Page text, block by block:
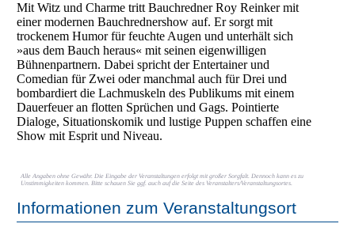
Mit Witz und Charme tritt Bauchredner Roy Reinker mit
einer modernen Bauchrednershow auf. Er sorgt mit
trockenem Humor für feuchte Augen und unterhält sich
»aus dem Bauch heraus« mit seinen eigenwilligen
Bühnenpartnern. Dabei spricht der Entertainer und
Comedian für Zwei oder manchmal auch für Drei und
bombardiert die Lachmuskeln des Publikums mit einem
Dauerfeuer an flotten Sprüchen und Gags. Pointierte
Dialoge, Situationskomik und lustige Puppen schaffen eine
Show mit Esprit und Niveau.
Alle Angaben ohne Gewähr. Die Eingabe der Veranstaltungen erfolgt mit großer Sorgfalt. Dennoch kann es zu
Unstimmigkeiten kommen. Bitte schauen Sie ggf. auch auf die Seite des Veranstalters/Veranstaltungsortes.
Informationen zum Veranstaltungsort